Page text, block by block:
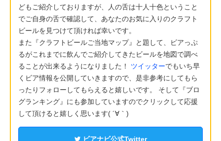
どもご紹介しておりますが、人の舌は十人十色ということ
でご自身の舌で確認して、あなたのお気に入りのクラフト
ビールを見つけて頂ければ幸いです。
また『クラフトビールご当地マップ』と題して、ビアっぷ
るがこれまでに飲んでご紹介してきたビールを地図で調べ
ることが出来るようになりました！ ツイッターでもいち早
くビア情報を公開していきますので、是非参考にしてもら
ったりフォローしてもらえると嬉しいです。 そして『ブロ
グランキング』にも参加していますのでクリックして応援
して頂けると嬉しく思います( ´∀｀)
ビアナビ公式Twitter